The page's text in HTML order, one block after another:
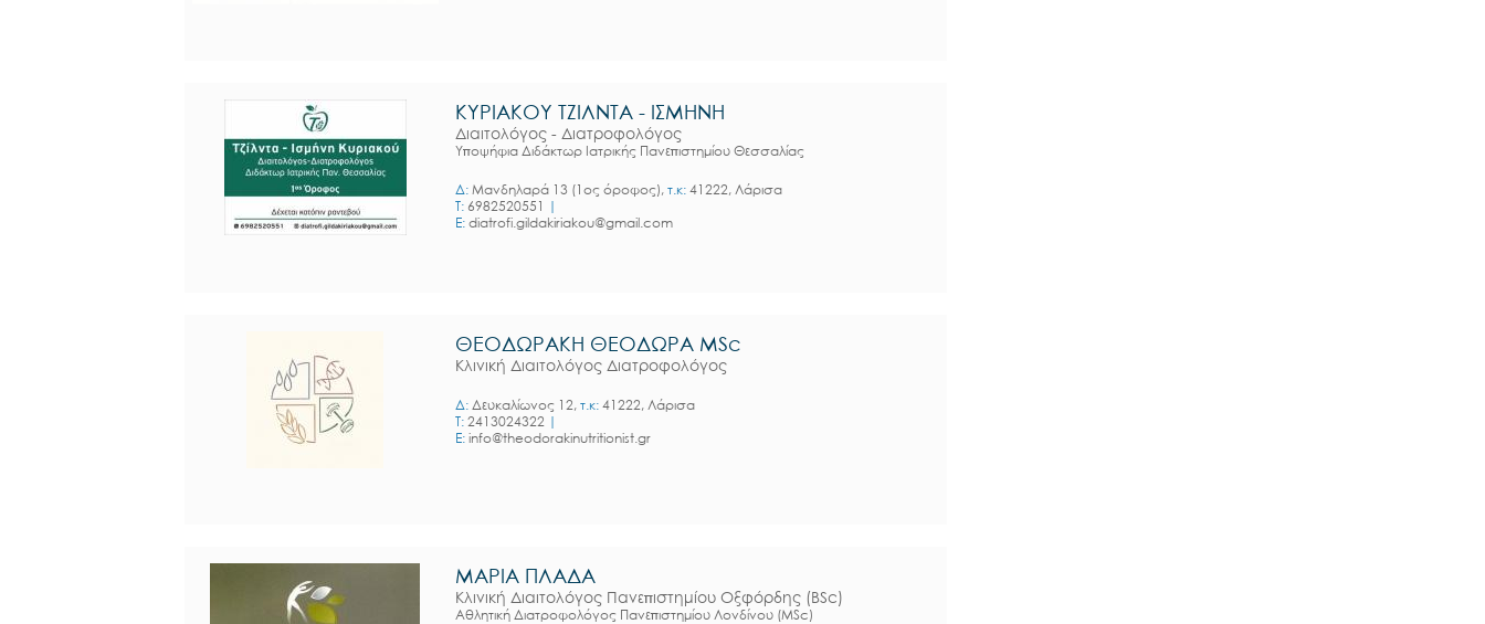
ΚΥΡΙΑΚΟΥ ΤΖΙΛΝΤΑ - ΙΣΜΗΝΗ
Διαιτολόγος - Διατροφολόγος
Υποψήφια Διδάκτωρ Ιατρικής Πανεπιστημίου Θεσσαλίας
Δ: Μανδηλαρά 13 (1ος όροφος), τ.κ: 41222, Λάρισα
T: 6982520551 |
E: diatrofi.gildakiriakou@gmail.com
ΘΕΟΔΩΡΑΚΗ ΘΕΟΔΩΡΑ MSc
Κλινική Διαιτολόγος Διατροφολόγος
Δ: Δευκαλίωνος 12, τ.κ: 41222, Λάρισα
T: 2413024322 |
E: info@theodorakinutritionist.gr
ΜΑΡΙΑ ΠΛΑΔΑ
Κλινική Διαιτολόγος Πανεπιστημίου Οξφόρδης (BSc)
Αθλητική Διατροφολόγος Πανεπιστημίου Λονδίνου (MSc)